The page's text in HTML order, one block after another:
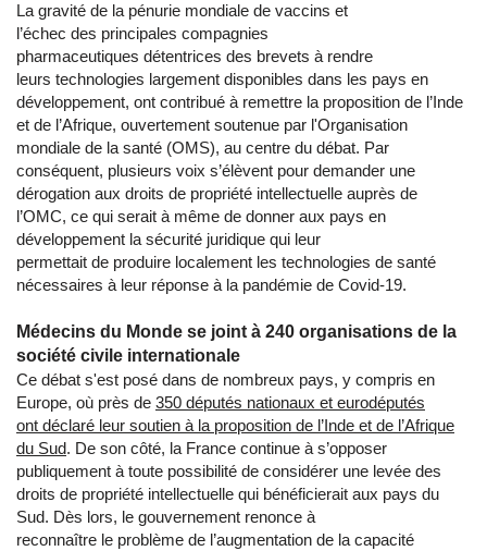
La gravité de la pénurie mondiale de vaccins et
l’échec des principales compagnies
pharmaceutiques détentrices des brevets à rendre
leurs technologies largement disponibles dans les pays en
développement, ont contribué à remettre la proposition de l’Inde
et de l’Afrique, ouvertement soutenue par l'Organisation
mondiale de la santé (OMS), au centre du débat. Par
conséquent, plusieurs voix s’élèvent pour demander une
dérogation aux droits de propriété intellectuelle auprès de
l’OMC, ce qui serait à même de donner aux pays en
développement la sécurité juridique qui leur
permettait de produire localement les technologies de santé
nécessaires à leur réponse à la pandémie de Covid-19.
Médecins du Monde se joint à 240 organisations de la
société civile internationale
Ce débat s'est posé dans de nombreux pays, y compris en
Europe, où près de 350 députés nationaux et eurodéputés
ont déclaré leur soutien à la proposition de l’Inde et de l’Afrique
du Sud. De son côté, la France continue à s’opposer
publiquement à toute possibilité de considérer une levée des
droits de propriété intellectuelle qui bénéficierait aux pays du
Sud. Dès lors, le gouvernement renonce à
reconnaître le problème de l’augmentation de la capacité